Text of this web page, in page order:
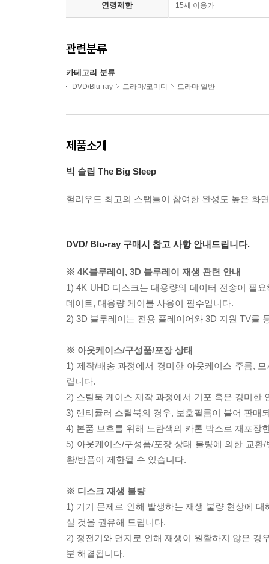
연령제한 15세 이용가
관련분류
카테고리 분류
DVD/Blu-ray 드라마/코미디 드라마 일반
제품소개
빅 슬립 The Big Sleep
헐리우드 최고의 스탭들이 참여한 완성도 높은 화
DVD/ Blu-ray 구매시 참고 사항 안내드립니다.
※ 4K블루레이, 3D 블루레이 재생 관련 안내
1) 4K UHD 디스크는 대용량의 데이터 전송이 필
데이트, 대용량 케이블 사용이 필수입니다.
2) 3D 블루레이는 전용 플레이어와 3D 지원 TV를
※ 아웃케이스/구성품/포장 상태
1) 제작/배송 과정에서 경미한 아웃케이스 주름,
립니다.
2) 스틸북 케이스 제작 과정에서 기포 혹은 경미한
3) 렌티큘러 스틸북의 경우, 보호필름이 붙어 판매
4) 본품 보호를 위해 노란색의 카톤 박스로 재포장
5) 아웃케이스/구성품/포장 상태 불량에 의한 교
환/반품이 제한될 수 있습니다.
※ 디스크 재생 불량
1) 기기 문제로 인해 발생하는 재생 불량 현상에
실 것을 권유해 드립니다.
2) 정전기와 먼지로 인해 재생이 원활하지 않은 경
분 해결됩니다.